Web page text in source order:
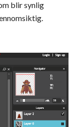
blir synlig